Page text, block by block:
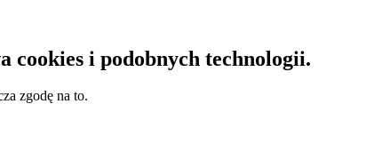
cookies i podobnych technologii.
zgodę na to.